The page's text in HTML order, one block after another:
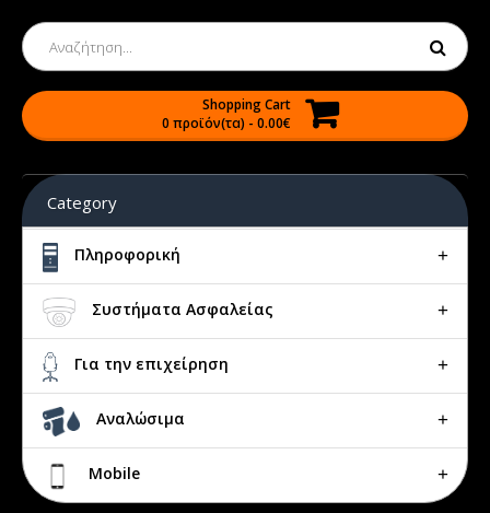
Shopping Cart
0 προϊόν(τα) - 0.00€
Category
Πληροφορική
Συστήματα Ασφαλείας
Για την επιχείρηση
Αναλώσιμα
Mobile